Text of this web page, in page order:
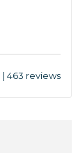
| 463 reviews